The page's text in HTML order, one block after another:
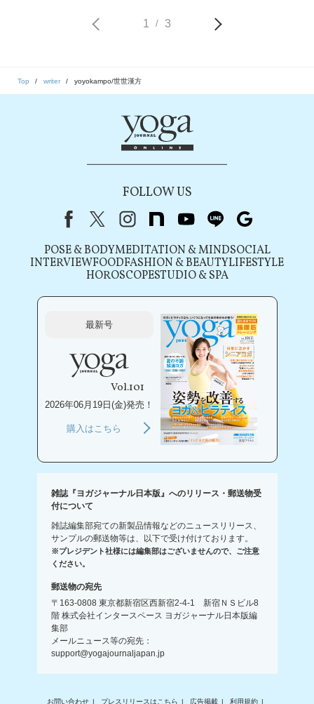
1 / 3
Top writer yoyokampo/世世漢方
FOLLOW US
FacebookX（旧Twitter）
instagram
note youtubeline
POSE & BODYMEDITATION & MINDSOCIAL
INTERVIEWFOODFASHION & BEAUTYLIFESTYLE
HOROSCOPESTUDIO & SPA
最新号
Vol.101
2026年06月19日(金)発売！
購入はこちら
雑誌『ヨガジャーナル日本版』へのリリース・郵送物受
付について
雑誌編集部宛ての新製品情報などのニュースリリース、
サンプルの郵送物等は、以下で受け付けております。
※プレジデント社様には編集部はございませんので、ご注意
ください。
郵送物の宛先
〒163-0808 東京都新宿区西新宿2-4-1 新宿ＮＳビル8
階 株式会社インタースペース ヨガジャーナル日本版編
集部
メールニュース等の宛先：
support@yogajournaljapan.jp
お問い合わせ プレスリリースはこちら 広告掲載 利用規約